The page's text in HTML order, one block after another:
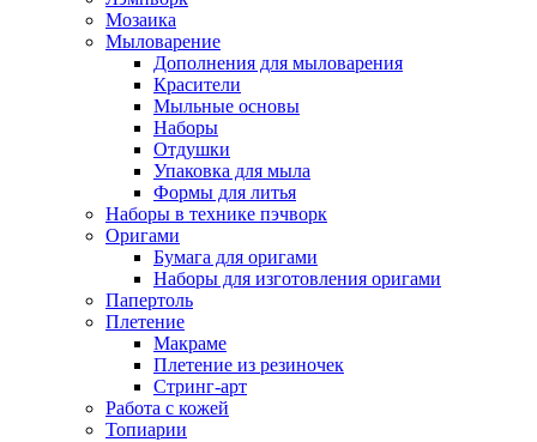
Мозаика
Мыловарение
Дополнения для мыловарения
Красители
Мыльные основы
Наборы
Отдушки
Упаковка для мыла
Формы для литья
Наборы в технике пэчворк
Оригами
Бумага для оригами
Наборы для изготовления оригами
Папертоль
Плетение
Макраме
Плетение из резиночек
Стринг-арт
Работа с кожей
Топиарии